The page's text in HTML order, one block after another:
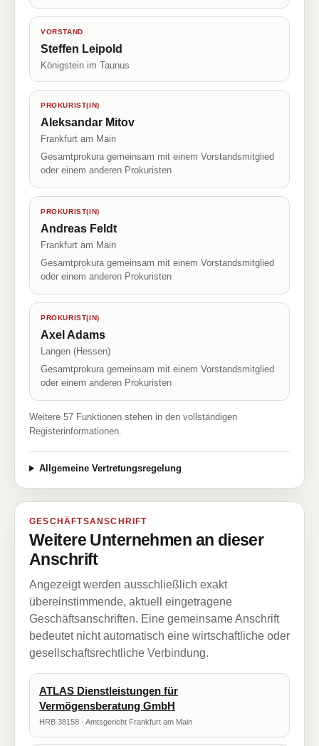
VORSTAND
Steffen Leipold
Königstein im Taunus
PROKURIST(IN)
Aleksandar Mitov
Frankfurt am Main
Gesamtprokura gemeinsam mit einem Vorstandsmitglied
oder einem anderen Prokuristen
PROKURIST(IN)
Andreas Feldt
Frankfurt am Main
Gesamtprokura gemeinsam mit einem Vorstandsmitglied
oder einem anderen Prokuristen
PROKURIST(IN)
Axel Adams
Langen (Hessen)
Gesamtprokura gemeinsam mit einem Vorstandsmitglied
oder einem anderen Prokuristen
Weitere 57 Funktionen stehen in den vollständigen
Registerinformationen.
Allgemeine Vertretungsregelung
GESCHÄFTSANSCHRIFT
Weitere Unternehmen an dieser
Anschrift
Angezeigt werden ausschließlich exakt
übereinstimmende, aktuell eingetragene
Geschäftsanschriften. Eine gemeinsame Anschrift
bedeutet nicht automatisch eine wirtschaftliche oder
gesellschaftsrechtliche Verbindung.
ATLAS Dienstleistungen für
Vermögensberatung GmbH
HRB 38158 · Amtsgericht Frankfurt am Main